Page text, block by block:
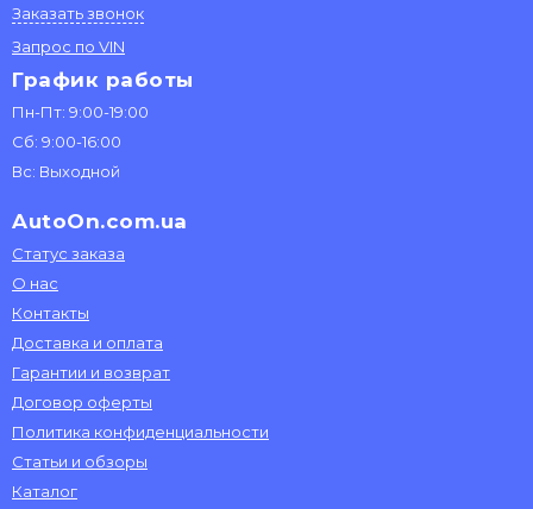
Заказать звонок
Запрос по VIN
График работы
Пн-Пт: 9:00-19:00
Сб: 9:00-16:00
Вс: Выходной
AutoOn.com.ua
Статус заказа
О нас
Контакты
Доставка и оплата
Гарантии и возврат
Договор оферты
Политика конфиденциальности
Статьи и обзоры
Каталог